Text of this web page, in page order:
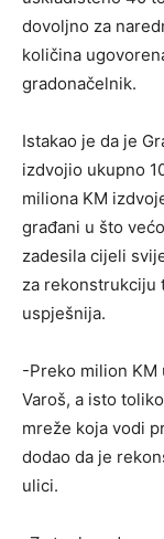
dovoljno za
količina
gradonačelnik.
Istakao je da je
izdvojio ukupno
miliona KM
građani u što
zadesila cijeli
za rekonstrukciju
uspješnija.
-Preko milion KM
Varoš, a isto
mreže koja vodi
dodao da je
ulici.